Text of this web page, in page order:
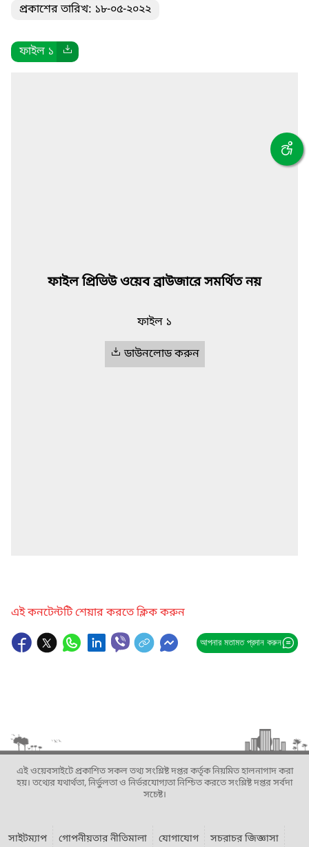
প্রকাশের তারিখ: ১৮-০৫-২০২২
ফাইল ১
ফাইল প্রিভিউ ওয়েব ব্রাউজারে সমর্থিত নয়
ফাইল ১
ডাউনলোড করুন
এই কনটেন্টটি শেয়ার করতে ক্লিক করুন
আপনার মতামত প্রদান করুন
এই ওয়েবসাইটে প্রকাশিত সকল তথ্য সংশ্লিষ্ট দপ্তর কর্তৃক নিয়মিত হালনাগাদ করা
হয়। তথ্যের যথার্থতা, নির্ভুলতা ও নির্ভরযোগ্যতা নিশ্চিত করতে সংশ্লিষ্ট দপ্তর সর্বদা
সচেষ্ট।
সাইটম্যাপ গোপনীয়তার নীতিমালা যোগাযোগ সচরাচর জিজ্ঞাসা